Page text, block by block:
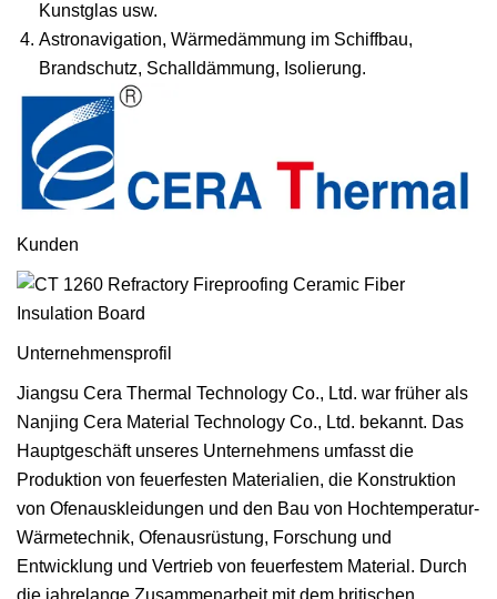
Kunstglas usw.
Astronavigation, Wärmedämmung im Schiffbau,
Brandschutz, Schalldämmung, Isolierung.
Kunden
Unternehmensprofil
Jiangsu Cera Thermal Technology Co., Ltd. war früher als
Nanjing Cera Material Technology Co., Ltd. bekannt. Das
Hauptgeschäft unseres Unternehmens umfasst die
Produktion von feuerfesten Materialien, die Konstruktion
von Ofenauskleidungen und den Bau von Hochtemperatur-
Wärmetechnik, Ofenausrüstung, Forschung und
Entwicklung und Vertrieb von feuerfestem Material. Durch